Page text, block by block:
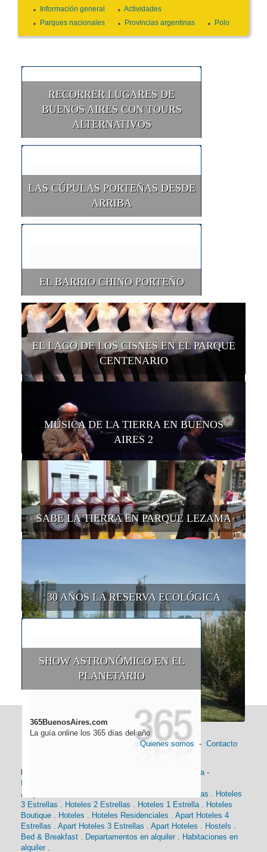
Información general
Actividades
Parques nacionales
Provincias argentinas Polo
RECORRER LUGARES DE
BUENOS AIRES CON TOURS
ALTERNATIVOS
LAS CÚPULAS PORTEÑAS DESDE
ARRIBA
EL BARRIO CHINO PORTEÑO
EL LAGO DE LOS CISNES EN EL PARQUE
CENTENARIO
MÚSICA DE LA TIERRA EN BUENOS
AIRES 2
SABE LA TIERRA EN PARQUE LEZAMA
30 AÑOS LA RESERVA ECOLÓGICA
SHOW ASTRONÓMICO EN EL
PLANETARIO
365BuenosAires.com
La guía online los 365 días del año
Quienes somos - Contacto
Información general: Historia -
Distancias
Alojamiento:
Hoteles 4 Estrellas
Hoteles
3 Estrellas
Hoteles 2 Estrellas Hoteles 1 Estrella
Hoteles
Boutique
Hoteles Hoteles Residenciales
Apart Hoteles 4
Estrellas
Apart Hoteles 3 Estrellas Apart Hoteles Hostels
Bed & Breakfast
Departamentos en alquiler
Habitaciones en
alquiler